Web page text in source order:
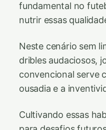
fundamental no
nutrir essas
Neste cenário sem
dribles audaciosos,
convencional serve
ousadia e a
Cultivando essas